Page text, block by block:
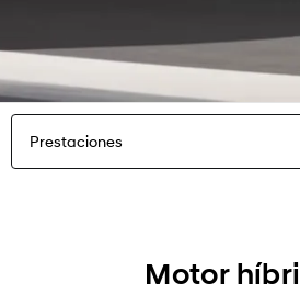
Prestaciones
Motor